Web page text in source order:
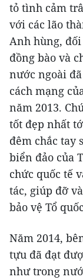
tỏ tình cảm
với các lão
Anh hùng,
đồng bào và
nước ngoài
cách mạng
năm 2013.
tốt đẹp nhất
đêm chắc tay
biển đảo của
chức quốc tế
tác, giúp đỡ
bảo vệ Tổ
Năm 2014,
tựu đã đạt
như trong